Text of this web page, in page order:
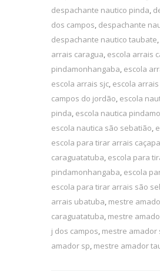
despachante nautico pinda,
dos campos, despachante
despachante nautico taubate,
arrais caragua, escola arrais
pindamonhangaba, escola
escola arrais sjc, escola arrais
campos do jordão, escola
pinda, escola nautica
escola nautica são sebatião,
escola para tirar arrais
caraguatatuba, escola para
pindamonhangaba, escola
escola para tirar arrais são
arrais ubatuba, mestre
caraguatatuba, mestre
j dos campos, mestre amador
amador sp, mestre amador